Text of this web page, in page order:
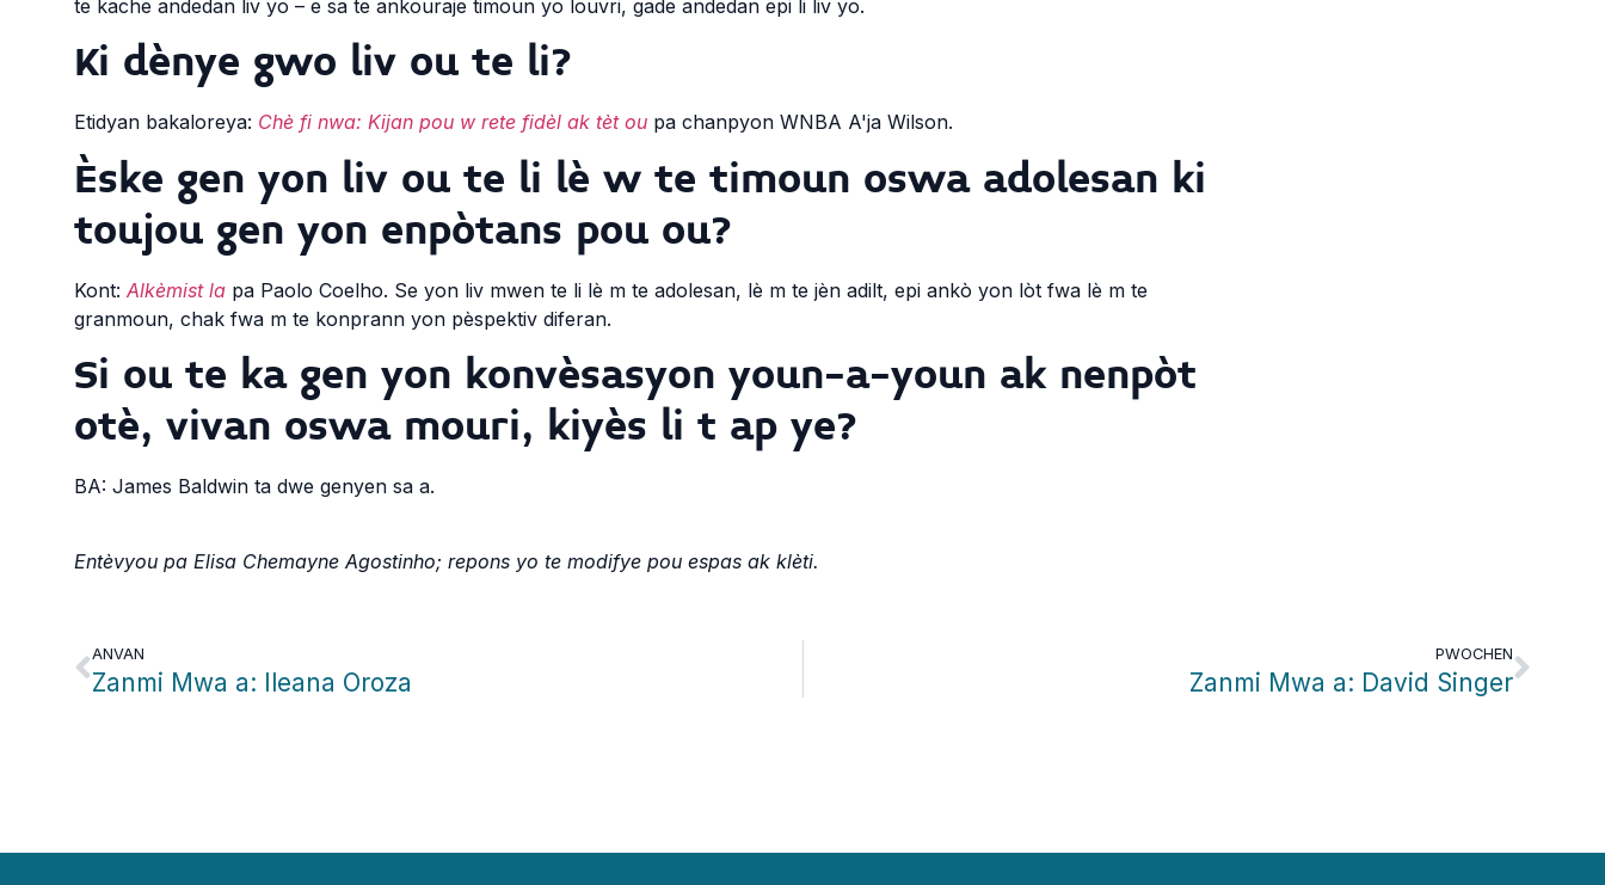
te kache andedan liv yo – e sa te ankouraje timoun yo louvri, gade andedan epi li liv yo.
Ki dènye gwo liv ou te li?
Etidyan bakaloreya: Chè fi nwa: Kijan pou w rete fidèl ak tèt ou pa chanpyon WNBA A'ja Wilson.
Èske gen yon liv ou te li lè w te timoun oswa adolesan ki
toujou gen yon enpòtans pou ou?
Kont: Alkèmist la pa Paolo Coelho. Se yon liv mwen te li lè m te adolesan, lè m te jèn adilt, epi ankò yon lòt fwa lè m te
granmoun, chak fwa m te konprann yon pèspektiv diferan.
Si ou te ka gen yon konvèsasyon youn-a-youn ak nenpòt
otè, vivan oswa mouri, kiyès li t ap ye?
BA: James Baldwin ta dwe genyen sa a.
Entèvyou pa Elisa Chemayne Agostinho; repons yo te modifye pou espas ak klèti.
ANVAN
Zanmi Mwa a: Ileana Oroza
PWOCHEN
Zanmi Mwa a: David Singer